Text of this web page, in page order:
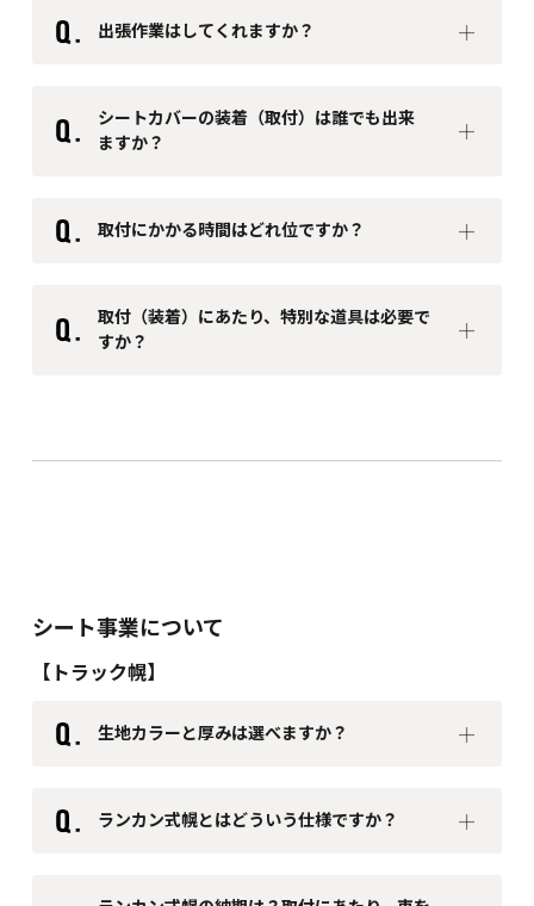
～8,000円
出張作業はしてくれますか？
シートカバーの装着（取付）は誰でも出来
ますか？
取付にかかる時間はどれ位ですか？
取付（装着）にあたり、特別な道具は必要で
すか？
シート事業について
【トラック幌】
生地カラーと厚みは選べますか？
ランカン式幌とはどういう仕様ですか？